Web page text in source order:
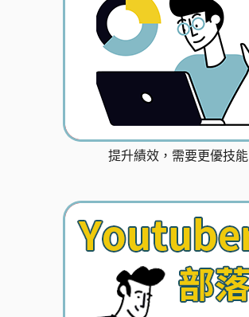
提升績效，需要更優技能